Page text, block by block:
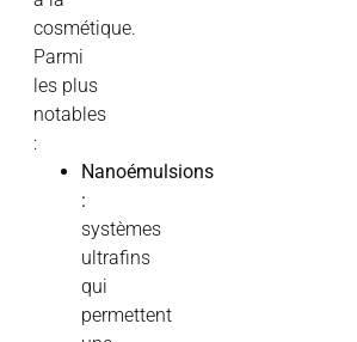
cosmétique.
Parmi
les plus
notables
:
Nanoémulsions
:
systèmes
ultrafins
qui
permettent